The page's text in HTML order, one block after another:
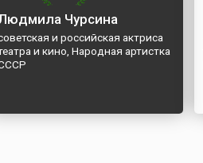
Чурсина
и российская актриса
и кино, Народная артистка